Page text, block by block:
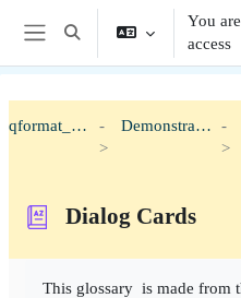
Skip to main content
Side panel
Toggle search input
You
access
qformat_h5p Demonstration
Dialog Cards
This glossary is made from